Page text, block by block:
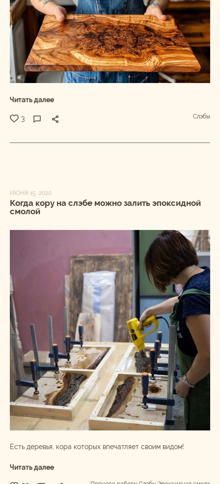
Читать далее
3 Слэбы
Когда кору на слэбе можно залить эпоксидной
смолой
ИЮНЯ 15, 2020
Есть деревья, кора которых впечатляет своим видом!
Читать далее